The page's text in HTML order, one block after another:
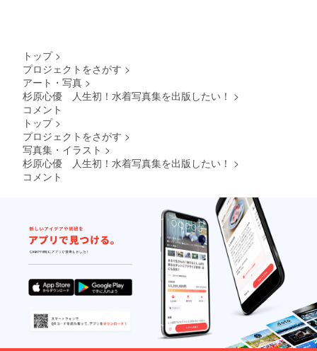
瞬間を
見学体
験(3時
間程度)
ができ
ます。
生の現
場を是
非体験
してく
ださ
い！！
ツー
ショッ
オンラ
イン
デート
（60分
程度）
ご本
人とご
自身の
スマホ
で指定
のアプ
リをつ
かって
オンラ
ない写
真の生
写真１
０枚 ■
私物提
供 ご
本人が
使用し
ている
私物の
写真１
枚付き
（私
物例：
写真１
枚付き
（私
物例：
ポー
チ、
バッ
ク、ヘ
アーア
クセサ
リー、
靴下、
スカー
フな
トップ >
プロジェクトをさがす >
アート・写真 >
杉原心優 人生初！水着写真集を出版したい！ >
コメント
トップ >
プロジェクトをさがす >
写真集・イラスト >
杉原心優 人生初！水着写真集を出版したい！ >
コメント